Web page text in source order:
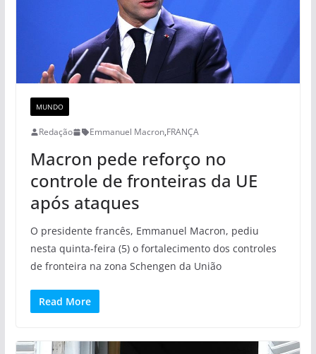
MUNDO
Redação Emmanuel Macron,FRANÇA
Macron pede reforço no
controle de fronteiras da UE
após ataques
O presidente francês, Emmanuel Macron, pediu
nesta quinta-feira (5) o fortalecimento dos controles
de fronteira na zona Schengen da União
Read More